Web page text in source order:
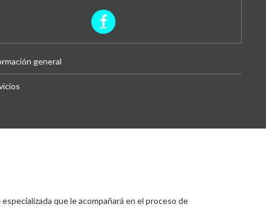
general
que le acompañará en el proceso de